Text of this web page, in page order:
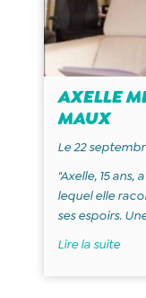
AXELLE
MAUX
Le 22
"Axelle, 15
lequel elle
ses espoirs.
Lire la suite